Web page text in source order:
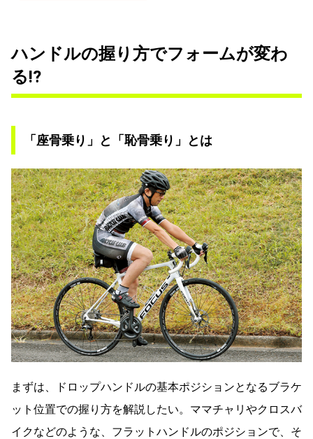
ハンドルの握り方でフォームが変わ
る!?
「座骨乗り」と「恥骨乗り」とは
まずは、ドロップハンドルの基本ポジションとなるブラケ
ット位置での握り方を解説したい。ママチャリやクロスバ
イクなどのような、フラットハンドルのポジションで、そ